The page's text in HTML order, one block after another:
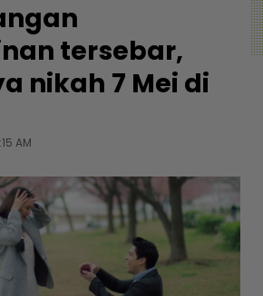
tersebar,
nikah 7 Mei di
AM